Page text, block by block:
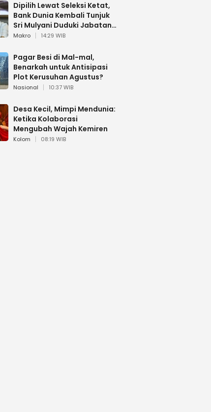
Dipilih Lewat Seleksi Ketat,
Bank Dunia Kembali Tunjuk
Sri Mulyani Duduki Jabatan
Strategis
Makro 14:29 WIB
Pagar Besi di Mal-mal,
Benarkah untuk Antisipasi
Plot Kerusuhan Agustus?
Nasional 10:37 WIB
Desa Kecil, Mimpi Mendunia:
Ketika Kolaborasi
Mengubah Wajah Kemiren
Kolom 08:19 WIB